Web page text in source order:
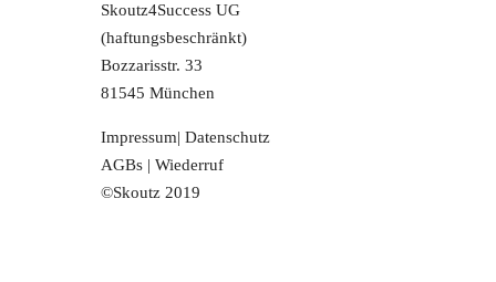
Skoutz4Success UG
(haftungsbeschränkt)
Bozzarisstr. 33
81545 München
Impressum|Datenschutz
AGBs |Wiederruf
©Skoutz 2019